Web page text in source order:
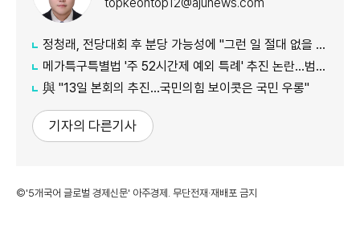
정청래, 전당대회 후 분당 가능성에 "그런 일 절대 없을 것"
메가특구특별법 '주 52시간제 예외 특례' 추진 논란…범여권서도 반발
​​​​​​​與 "13일 본회의 추진…국민의힘 보이콧은 국민 우롱"
기자의 다른기사
©'5개국어 글로벌 경제신문' 아주경제. 무단전재·재배포 금지